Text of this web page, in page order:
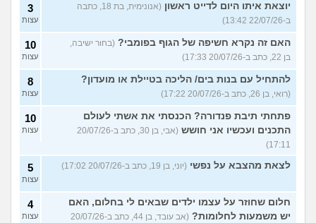
יוצאת איתו היום לדייט ראשון
(אנונימית, בת 18, כתבה
ב-22/07/26 13:42)
3
עצות
האם זה נקרא חשיפה של הגוף בפומבי? (בחור ישיבה,
בן 22, כתב ב-20/07/26 17:33)
10
עצות
להתחיל עם בנות בים/ הליכה בטיילת או מועדון?
(רואי, בן 26, כתב ב-20/07/26 17:22)
8
עצות
פתחתי תיבת פנדורה? הכנסתי את אשתי לעולם
התכנים ועכשיו אני חושש
(אבי, בן 30, כתב ב-20/07/26
17:11)
10
עצות
לצאת מהצבא על נפשי (יוני, בן 19, כתב ב-20/07/26 17:02) 5
עצות
חלום שחוזר על עצמו ילדים שבאים לי בחלום, האם
יש משמעות לחלומות?
(אב עובד, בן 44, כתב ב-20/07/26
4
עצות